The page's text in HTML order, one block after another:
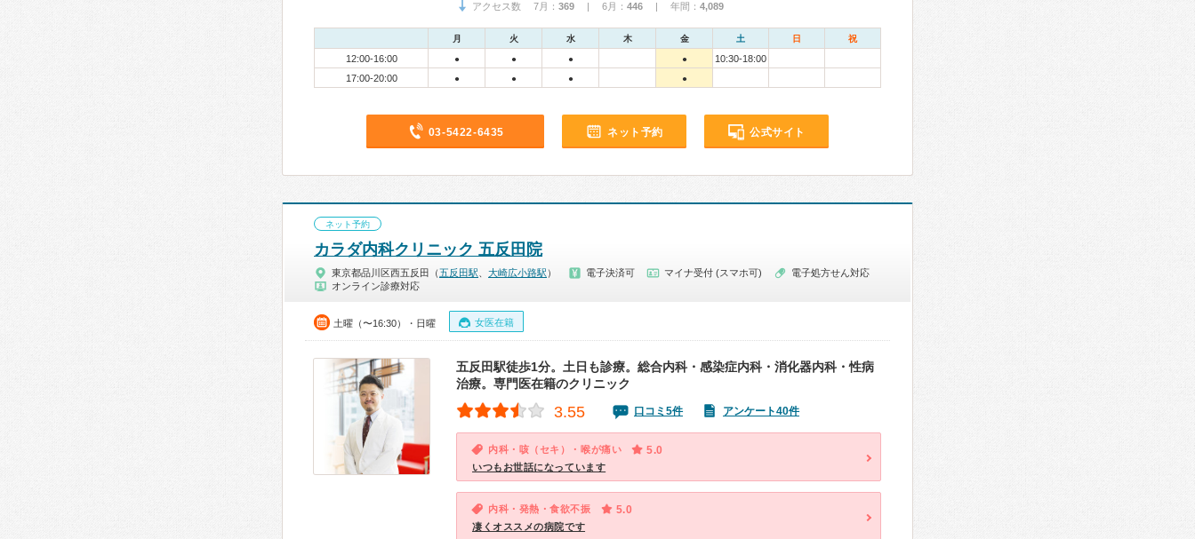
アクセス数 7月： 369 | 6月： 446 | 年間： 4,089
月 火 水 木 金 土 日 祝
12:00-16:00 ● ● ● ●
10:30-18:00
17:00-20:00
● ● ● ●
03-5422-6435 ネット予約 公式サイト
ネット予約
カラダ内科クリニック 五反田院
東京都品川区西五反田（五反田駅 大崎広小路駅 ） 電子決済可 マイナ受付 (スマホ可)
電子処方せん対応
オンライン診療対応
土曜（〜16:30）・日曜 女医在籍
五反田駅徒歩1分。土日も診療。総合内科・感染症内科・消化器内科・性病
治療。専門医在籍のクリニック
3.55 口コミ5件 アンケート40件
内科・咳（セキ）・喉が痛い 5.0
いつもお世話になっています
内科・発熱・食欲不振 5.0
凄くオススメの病院です